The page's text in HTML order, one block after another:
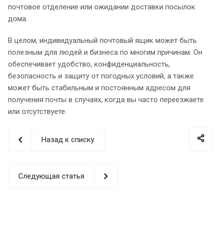
почтовое отделение или ожидании доставки посылок
дома.
В целом, индивидуальный почтовый ящик может быть
полезным для людей и бизнеса по многим причинам. Он
обеспечивает удобство, конфиденциальность,
безопасность и защиту от погодных условий, а также
может быть стабильным и постоянным адресом для
получения почты в случаях, когда вы часто переезжаете
или отсутствуете.
Назад к списку
Следующая статья